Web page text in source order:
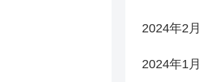
2024年2月
2024年1月